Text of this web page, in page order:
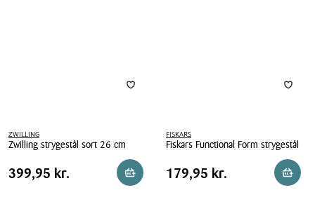
ZWILLING
Zwilling strygestål sort 26 cm
Zwilling
strygestål
Pris
Pris 399,95 kr.
399,95 kr. Reservér i butik
FISKARS
Fiskars Functional Form strygestål
Fiskars
Functional
Pris
Pris 179,95 kr.
179,95 kr.